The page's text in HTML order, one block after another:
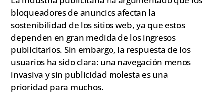
bloqueadores de anuncios afectan la
sostenibilidad de los sitios web, ya que estos
dependen en gran medida de los ingresos
publicitarios. Sin embargo, la respuesta de los
usuarios ha sido clara: una navegación menos
invasiva y sin publicidad molesta es una
prioridad para muchos.